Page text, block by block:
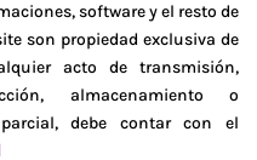
software y el resto de
son propiedad exclusiva de
acto de transmisión,
almacenamiento o
debe contar con el